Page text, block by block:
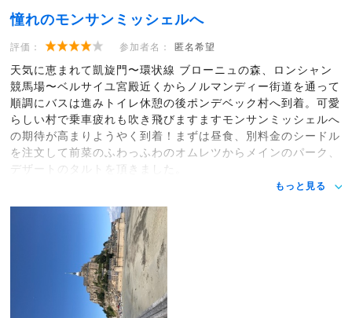
憧れのモンサンミッシェルへ
評価： 参加者名： 匿名希望
天気に恵まれて凱旋門〜環状線 ブローニュの森、ロンシャン
競馬場〜ベルサイユ宮殿近くからノルマンディー街道を通って
順調にバスは進みトイレ休憩の後ポンデベック村へ到着。可愛
らしい村で乗車疲れも吹き飛びますますモンサンミッシェルへ
の期待が高まりようやく到着！まずは昼食、別料金のシードル
を注文して前菜のふわっふわのオムレツからメインのパーク、
デザートのタルトを頂きました。
もっと見る